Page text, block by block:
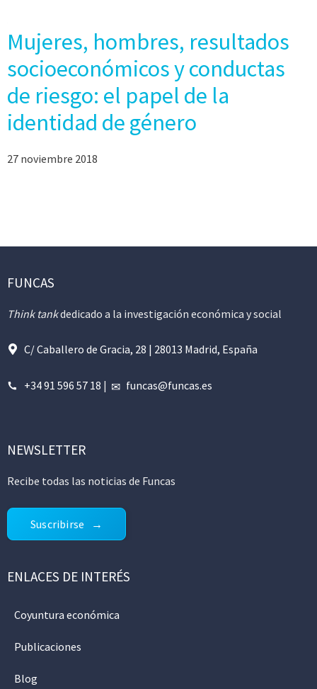
Mujeres, hombres, resultados
socioeconómicos y conductas
de riesgo: el papel de la
identidad de género
27 noviembre 2018
FUNCAS
Think tankdedicado a la investigación económica y social
C/ Caballero de Gracia, 28 | 28013 Madrid, España
+34 91 596 57 18 | funcas@funcas.es
NEWSLETTER
Recibe todas las noticias de Funcas
Suscribirse
ENLACES DE INTERÉS
Coyuntura económica
Publicaciones
Blog